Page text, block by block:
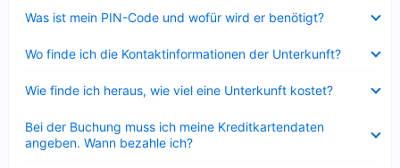
Was ist mein PIN-Code und wofür wird er benötigt?
Wo finde ich die Kontaktinformationen der Unterkunft?
Wie finde ich heraus, wie viel eine Unterkunft kostet?
Bei der Buchung muss ich meine Kreditkartendaten
angeben. Wann bezahle ich?